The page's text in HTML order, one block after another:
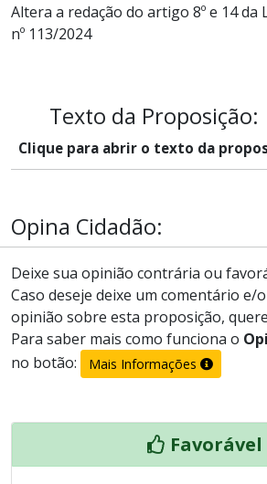
Altera a redação do artigo 8º e 14 da
nº 113/2024
Texto da Proposição:
Clique para abrir o texto da
Opina Cidadão:
Deixe sua opinião contrária ou
Caso deseje deixe um comentário e/
opinião sobre esta proposição,
Para saber mais como funciona o
no botão:
Mais Informações
Favorável